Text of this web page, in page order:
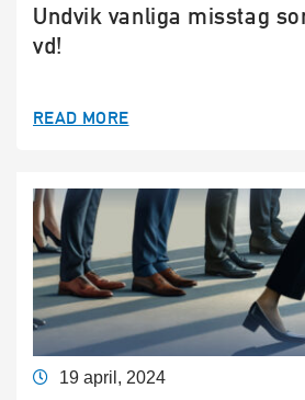
Undvik vanliga misstag
vd!
READ MORE
19 april, 2024